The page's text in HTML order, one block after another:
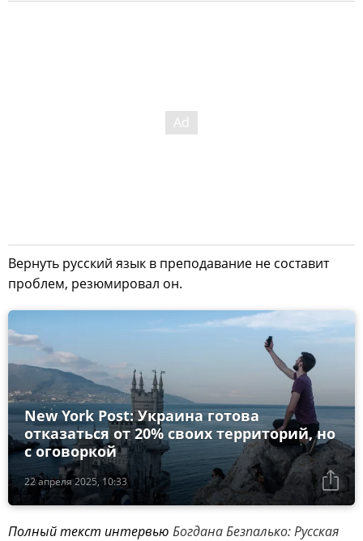
Вернуть русский язык в преподавание не составит
проблем, резюмировал он.
22 апреля 2025, 10:33
New York Post: Украина готова
отказаться от 20% своих территорий, но
с оговоркой
Полный текст интервью Богдана Безпалько: Русская